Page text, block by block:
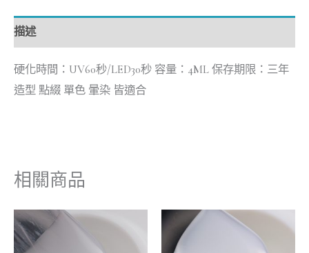
描述
硬化時間：UV60秒/LED30秒 容量：4ML 保存期限：三年
造型 點綴 單色 暈染 皆適合
相關商品